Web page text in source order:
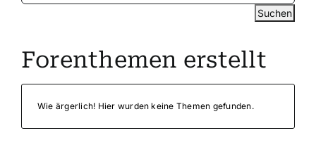
Forenthemen erstellt
Wie ärgerlich! Hier wurden keine Themen gefunden.